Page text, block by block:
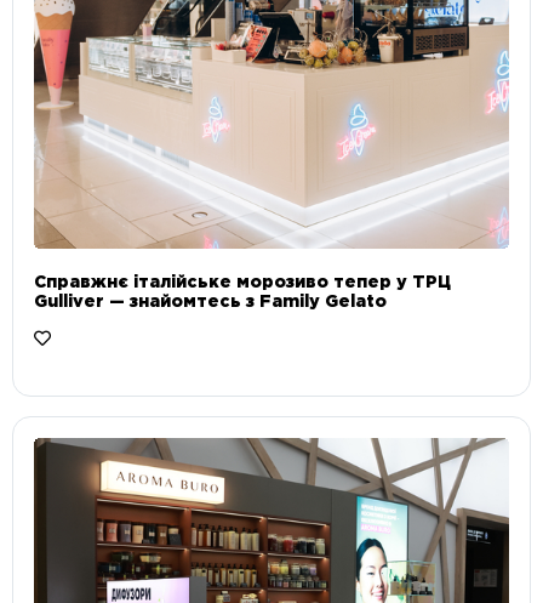
Справжнє італійське морозиво тепер у ТРЦ
Gulliver — знайомтесь з Family Gelato